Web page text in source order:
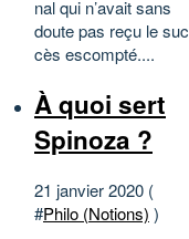
nal qui n’avait sans
doute pas reçu le suc
cès escompté....
À quoi sert
Spinoza ?
21 janvier 2020 (
#Philo (Notions) )